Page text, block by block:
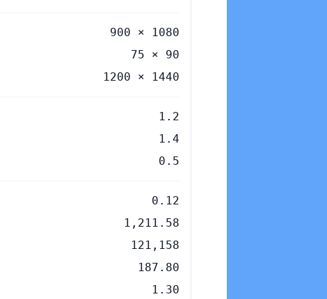
900 × 1080
75 × 90
1200 × 1440
1.2
1.4
0.5
0.12
1,211.58
121,158
187.80
1.30